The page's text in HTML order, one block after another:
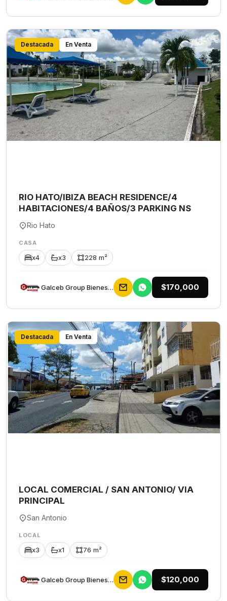
Destacada En Venta
RIO HATO/IBIZA BEACH RESIDENCE/4
HABITACIONES/4 BAÑOS/3 PARKING NS
Rio Hato
CASA
x4 x3 228 m²
Galceb Group Bienes Raices $170,000
Destacada En Venta
LOCAL COMERCIAL / SAN ANTONIO/ VIA
PRINCIPAL
San Antonio
LOCAL
x3 x1 76 m²
Galceb Group Bienes Raices $120,000